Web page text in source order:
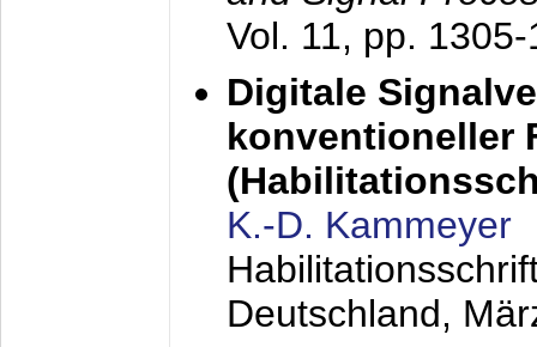
Vol. 11, pp.
Digitale
konventioneller
K.-D. Kammeyer
Deutschland,